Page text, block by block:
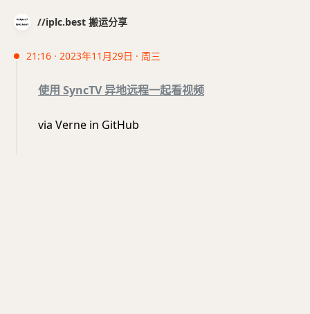
//iplc.best 搬运分享
21:16 · 2023年11月29日 · 周三
使用 SyncTV 异地远程一起看视频
via Verne in GitHub